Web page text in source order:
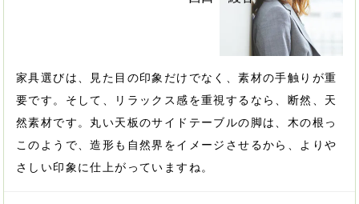
家具選びは、見た目の印象だけでなく、素材の手触りが重
要です。そして、リラックス感を重視するなら、断然、天
然素材です。丸い天板のサイドテーブルの脚は、木の根っ
このようで、造形も自然界をイメージさせるから、よりや
さしい印象に仕上がっていますね。